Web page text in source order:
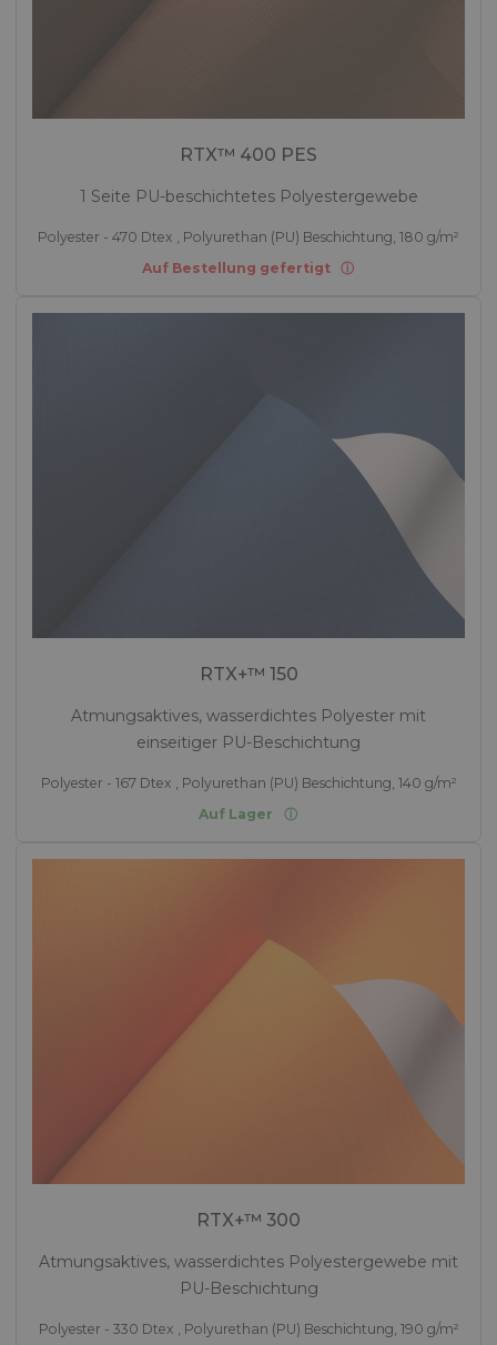
RTX™ 400 PES
1 Seite PU-beschichtetes Polyestergewebe
Polyester - 470 Dtex , Polyurethan (PU) Beschichtung, 180 g/m²
Auf Bestellung gefertigt
RTX+™ 150
Atmungsaktives, wasserdichtes Polyester mit
einseitiger PU-Beschichtung
Polyester - 167 Dtex , Polyurethan (PU) Beschichtung, 140 g/m²
Auf Lager
RTX+™ 300
Atmungsaktives, wasserdichtes Polyestergewebe mit
PU-Beschichtung
Polyester - 330 Dtex , Polyurethan (PU) Beschichtung, 190 g/m²